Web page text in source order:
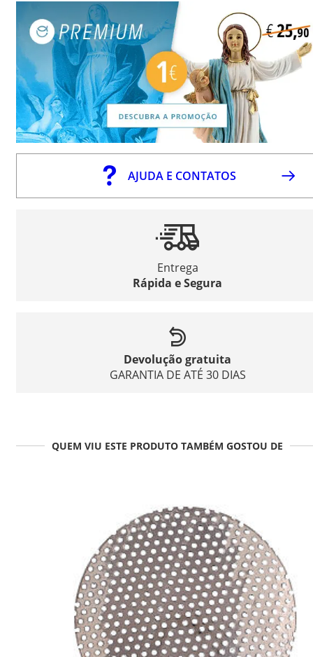
AJUDA E CONTATOS
Entrega
Rápida e Segura
Devolução gratuita
GARANTIA DE ATÉ 30 DIAS
QUEM VIU ESTE PRODUTO TAMBÉM GOSTOU DE